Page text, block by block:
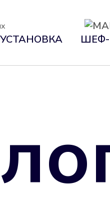
УСТАНОВКА